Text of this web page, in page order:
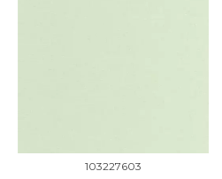
103227603